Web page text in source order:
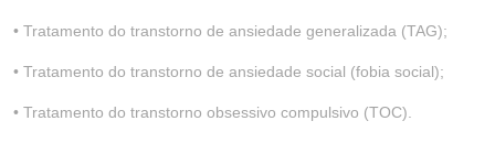
• Tratamento do transtorno de ansiedade generalizada (TAG);
• Tratamento do transtorno de ansiedade social (fobia social);
• Tratamento do transtorno obsessivo compulsivo (TOC).